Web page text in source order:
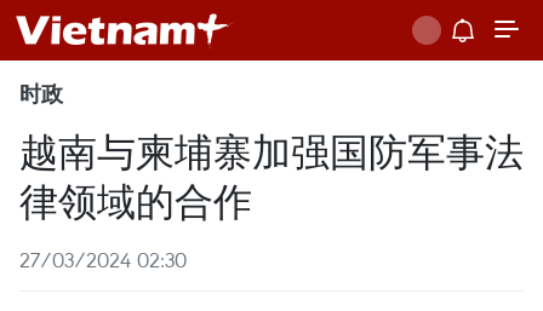
时政
越南与柬埔寨加强国防军事法
律领域的合作
27/03/2024 02:30